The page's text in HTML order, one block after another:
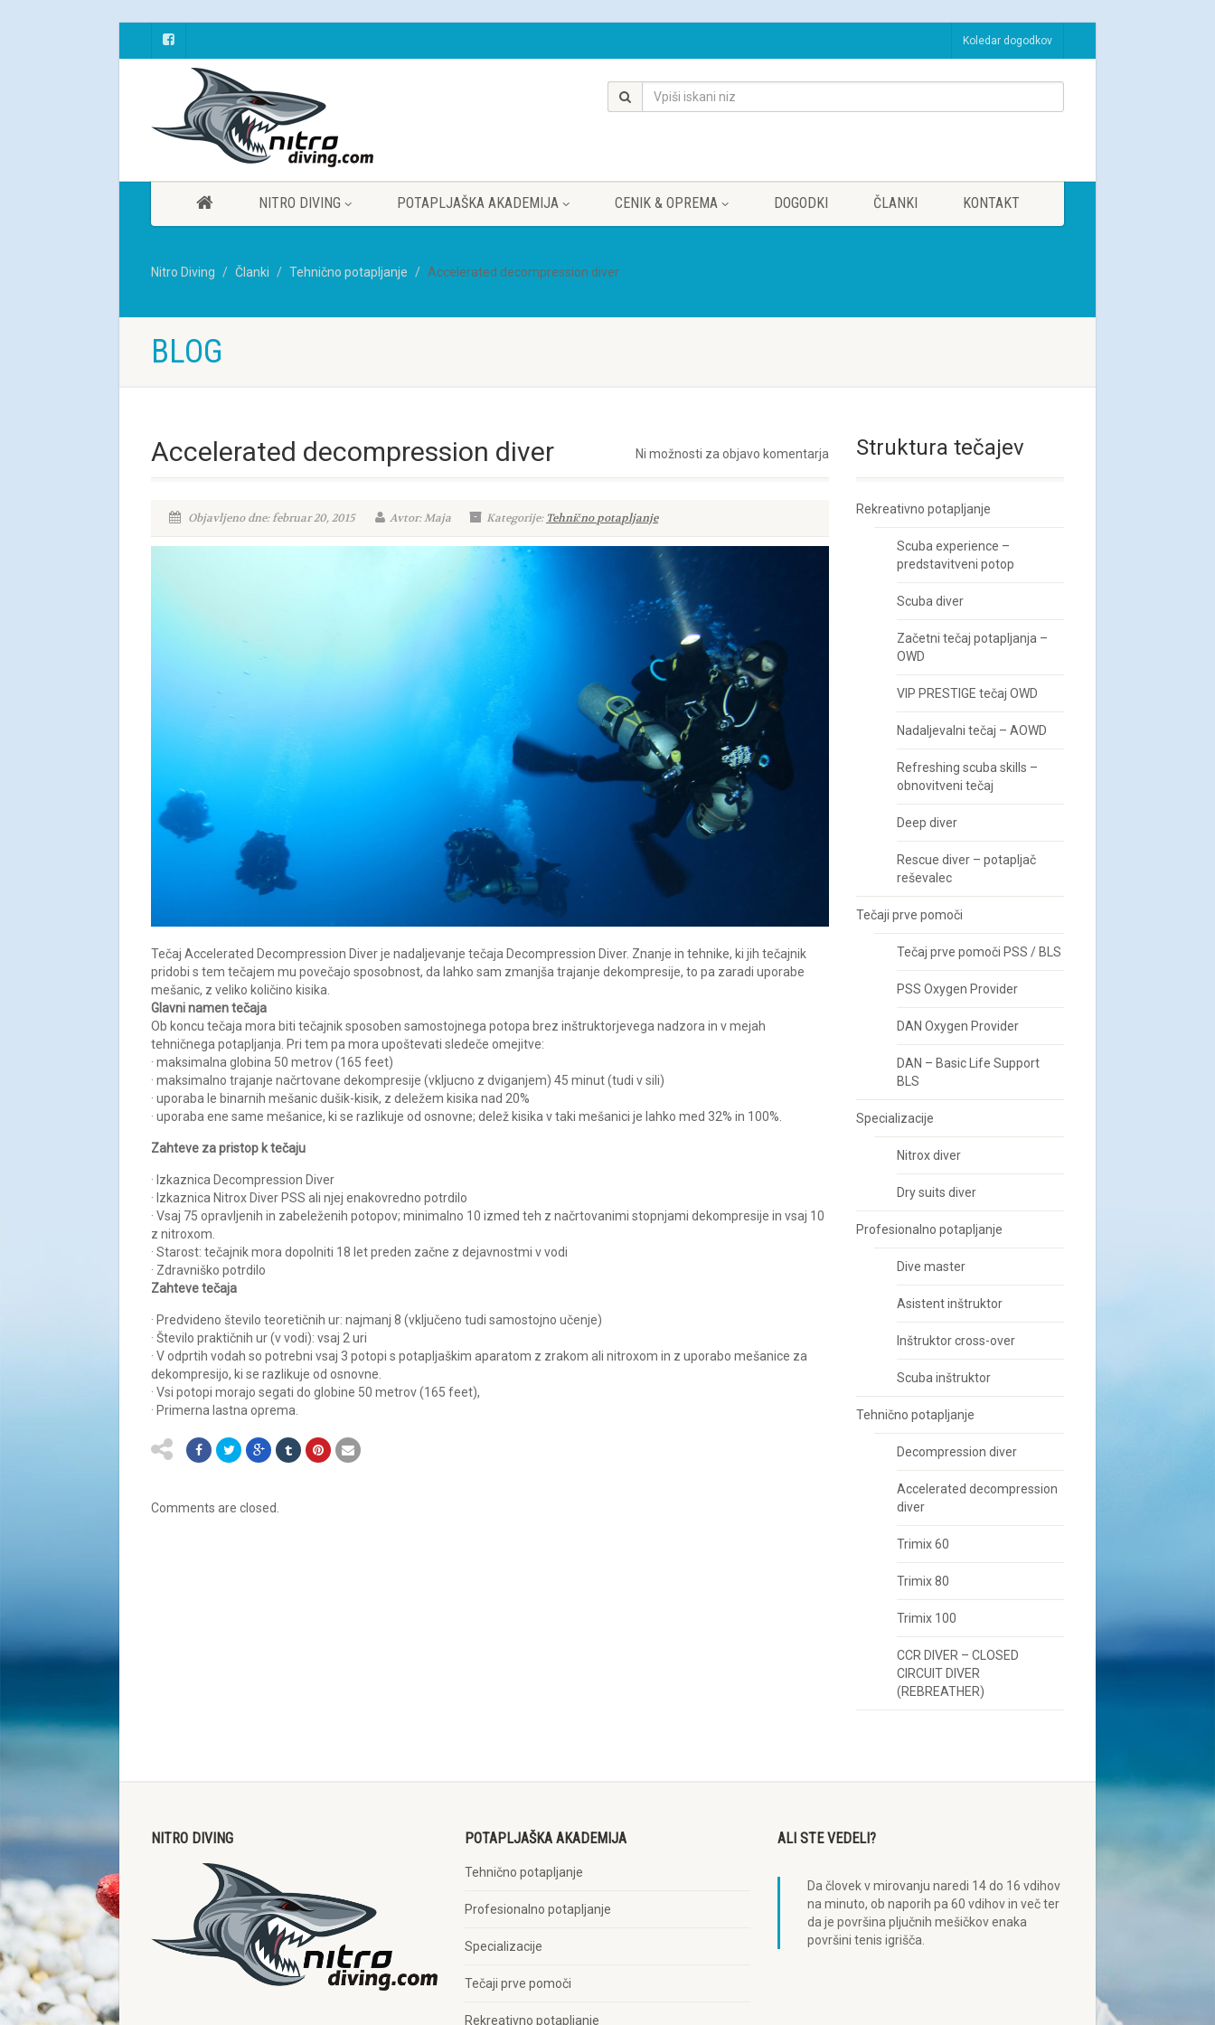
Koledar dogodkov
NITRO DIVING POTAPLJAŠKA AKADEMIJA CENIK & OPREMA DOGODKI ČLANKI KONTAKT
Nitro Diving Članki Tehnično potapljanje Accelerated decompression diver
BLOG
Ni možnosti za objavo komentarja
Accelerated decompression diver
Objavljeno dne: februar 20, 2015 Avtor: Maja Kategorije: Tehnično potapljanje
Tečaj Accelerated Decompression Diver je nadaljevanje tečaja Decompression Diver. Znanje in tehnike, ki jih tečajnik
pridobi s tem tečajem mu povečajo sposobnost, da lahko sam zmanjša trajanje dekompresije, to pa zaradi uporabe
mešanic, z veliko količino kisika.
Glavni namen tečaja
Ob koncu tečaja mora biti tečajnik sposoben samostojnega potopa brez inštruktorjevega nadzora in v mejah
tehničnega potapljanja. Pri tem pa mora upoštevati sledeče omejitve:
· maksimalna globina 50 metrov (165 feet)
· maksimalno trajanje načrtovane dekompresije (vkljucno z dviganjem) 45 minut (tudi v sili)
· uporaba le binarnih mešanic dušik-kisik, z deležem kisika nad 20%
· uporaba ene same mešanice, ki se razlikuje od osnovne; delež kisika v taki mešanici je lahko med 32% in 100%.
Zahteve za pristop k tečaju
· Izkaznica Decompression Diver
· Izkaznica Nitrox Diver PSS ali njej enakovredno potrdilo
· Vsaj 75 opravljenih in zabeleženih potopov; minimalno 10 izmed teh z načrtovanimi stopnjami dekompresije in vsaj 10
z nitroxom.
· Starost: tečajnik mora dopolniti 18 let preden začne z dejavnostmi v vodi
· Zdravniško potrdilo
Zahteve tečaja
· Predvideno število teoretičnih ur: najmanj 8 (vključeno tudi samostojno učenje)
· Število praktičnih ur (v vodi): vsaj 2 uri
· V odprtih vodah so potrebni vsaj 3 potopi s potapljaškim aparatom z zrakom ali nitroxom in z uporabo mešanice za
dekompresijo, ki se razlikuje od osnovne.
· Vsi potopi morajo segati do globine 50 metrov (165 feet),
· Primerna lastna oprema.
Comments are closed.
Struktura tečajev
Rekreativno potapljanje
Scuba experience –
predstavitveni potop
Scuba diver
Začetni tečaj potapljanja –
OWD
VIP PRESTIGE tečaj OWD
Nadaljevalni tečaj – AOWD
Refreshing scuba skills –
obnovitveni tečaj
Deep diver
Rescue diver – potapljač
reševalec
Tečaji prve pomoči
Tečaj prve pomoči PSS / BLS
PSS Oxygen Provider
DAN Oxygen Provider
DAN – Basic Life Support
BLS
Specializacije
Nitrox diver
Dry suits diver
Profesionalno potapljanje
Dive master
Asistent inštruktor
Inštruktor cross-over
Scuba inštruktor
Tehnično potapljanje
Decompression diver
Accelerated decompression
diver
Trimix 60
Trimix 80
Trimix 100
CCR DIVER – CLOSED
CIRCUIT DIVER
(REBREATHER)
NITRO DIVING POTAPLJAŠKA AKADEMIJA
Tehnično potapljanje
Profesionalno potapljanje
Specializacije
Tečaji prve pomoči
Rekreativno potapljanje
ALI STE VEDELI?
Da človek v mirovanju naredi 14 do 16 vdihov
na minuto, ob naporih pa 60 vdihov in več ter
da je površina pljučnih mešičkov enaka
površini tenis igrišča.